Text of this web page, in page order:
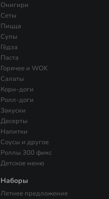
Онигири
Сеты
Пицца
Супы
Гёдза
Паста
Горячее и WOK
Салаты
Корн-доги
Ролл-доги
Закуски
Десерты
Напитки
Соусы и другое
Роллы 300 фикс
Детское меню
Наборы
Летнее предложение